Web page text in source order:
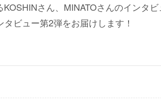
さん、MINATOさんのインタビ
ビュー第2弾をお届けします！